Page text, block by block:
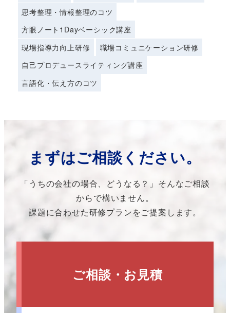
思考整理・情報整理のコツ
方眼ノート1Dayベーシック講座
現場指導力向上研修
職場コミュニケーション研修
自己プロデュースライティング講座
言語化・伝え方のコツ
まずはご相談ください。
「うちの会社の場合、どうなる？」そんなご相談
からで構いません。
課題に合わせた研修プランをご提案します。
ご相談・お見積